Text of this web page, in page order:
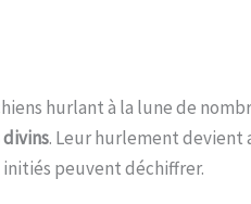
hurlant à la lune de
divins. Leur hurlement devient
peuvent déchiffrer.